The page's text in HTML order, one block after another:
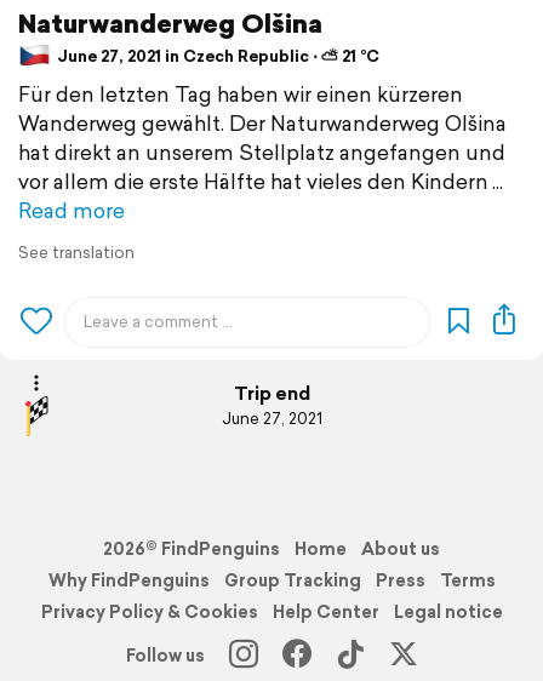
Naturwanderweg Olšina
June 27, 2021 in Czech Republic ⋅ ⛅ 21 °C
Für den letzten Tag haben wir einen kürzeren
Wanderweg gewählt. Der Naturwanderweg Olšina
hat direkt an unserem Stellplatz angefangen und
vor allem die erste Hälfte hat vieles den Kindern
Read more
See translation
Trip end
June 27, 2021
2026© FindPenguins Home
About us
Why FindPenguins
Group Tracking Press
Terms
Privacy Policy & Cookies
Help Center
Legal notice
Follow us